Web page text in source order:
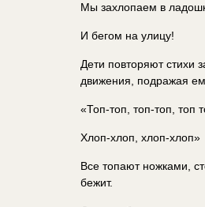
Мы захлопаем в
И бегом на улицу!
Дети повторяют стихи
движения, подражая
«Топ-топ, топ-топ, топ
Хлоп-хлоп, хлоп-хлоп»
Все топают ножками,
бежит.